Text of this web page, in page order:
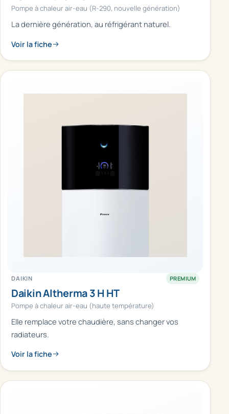
Pompe à chaleur air-eau (R-290, nouvelle génération)
La dernière génération, au réfrigérant naturel.
Voir la fiche
DAIKIN PREMIUM
Daikin Altherma 3 H HT
Pompe à chaleur air-eau (haute température)
Elle remplace votre chaudière, sans changer vos
radiateurs.
Voir la fiche